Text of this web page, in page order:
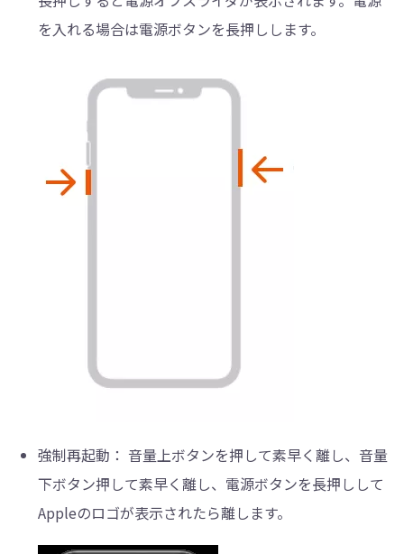
を入れる場合は電源ボタンを長押しします。
強制再起動： 音量上ボタンを押して素早く離し、音量
下ボタン押して素早く離し、電源ボタンを長押しして
Appleのロゴが表示されたら離します。